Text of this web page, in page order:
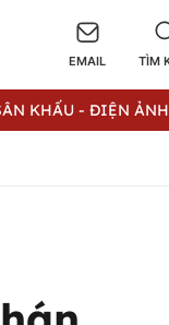
EMAIL TÌM
KHẤU - ĐIỆN ẢNH